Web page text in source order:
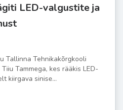
LED-valgustite ja
Tallinna Tehnikakõrgkooli
Tammega, kes rääkis LED-
kiirgava sinise...